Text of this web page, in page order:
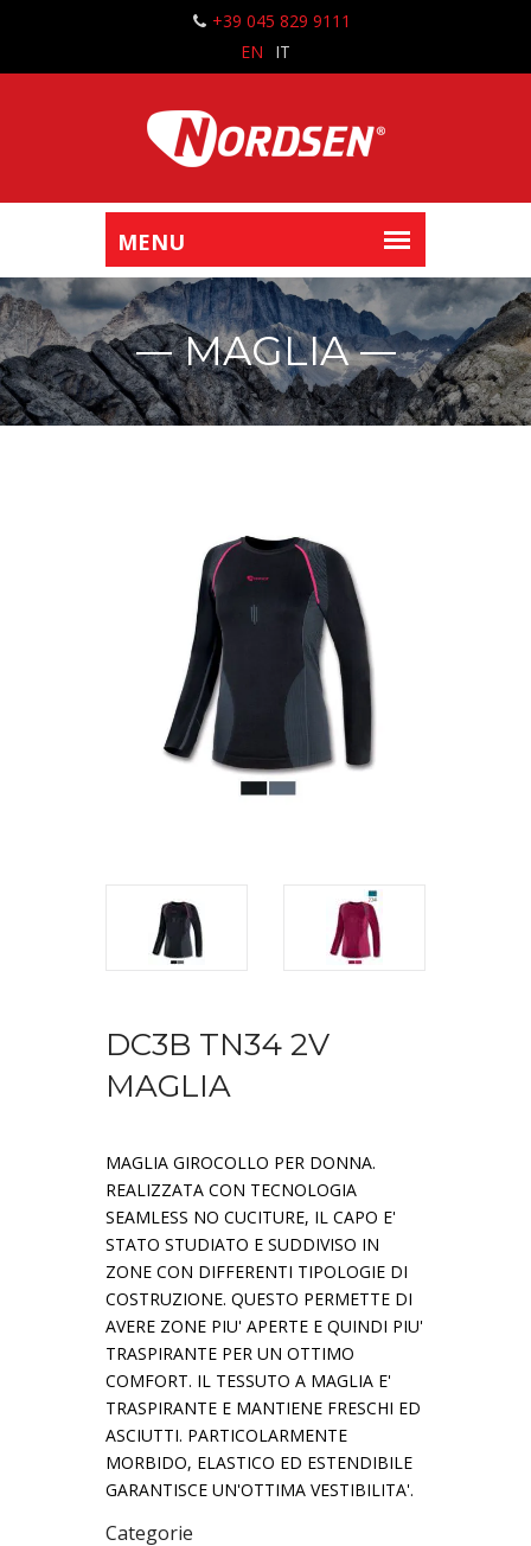
+39 045 829 9111
EN
IT
MAGLIA
DC3B TN34 2V
MAGLIA
MAGLIA GIROCOLLO PER DONNA.
REALIZZATA CON TECNOLOGIA
SEAMLESS NO CUCITURE, IL CAPO E'
STATO STUDIATO E SUDDIVISO IN
ZONE CON DIFFERENTI TIPOLOGIE DI
COSTRUZIONE. QUESTO PERMETTE DI
AVERE ZONE PIU' APERTE E QUINDI PIU'
TRASPIRANTE PER UN OTTIMO
COMFORT. IL TESSUTO A MAGLIA E'
TRASPIRANTE E MANTIENE FRESCHI ED
ASCIUTTI. PARTICOLARMENTE
MORBIDO, ELASTICO ED ESTENDIBILE
GARANTISCE UN'OTTIMA VESTIBILITA'.
Categorie